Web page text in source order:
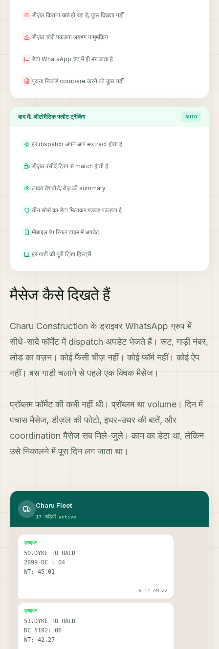
डीज़ल कितना खर्च हो रहा है, कुछ दिखता नहीं
डीज़ल चोरी पकड़ना लगभग नामुमकिन
डेटा WhatsApp चैट में ही मर जाता है
पुराना रिकॉर्ड compare करने को कुछ नहीं
बाद में: ऑटोमैटिक फ्लीट ट्रैकिंग AUTO
हर dispatch अपने आप extract होता है
डीज़ल रसीदें ट्रिप से match होती हैं
लाइव डैशबोर्ड, रोज़ की summary
तीन सोर्स का डेटा मिलाकर गड़बड़ पकड़ता है
मोबाइल ऐप रियल टाइम में अपडेट
हर गाड़ी की पूरी ट्रिप हिस्ट्री
मैसेज कैसे दिखते हैं
Charu Construction के ड्राइवर WhatsApp ग्रुप में
सीधे-सादे फॉर्मेट में dispatch अपडेट भेजते हैं। रूट, गाड़ी नंबर,
लोड का वज़न। कोई फैंसी चीज़ नहीं। कोई फॉर्म नहीं। कोई ऐप
नहीं। बस गाड़ी चलाने से पहले एक क्विक मैसेज।
प्रॉब्लम फॉर्मेट की कभी नहीं थी। प्रॉब्लम था volume। दिन में
पचास मैसेज, डीज़ल की फोटो, इधर-उधर की बातें, और
coordination मैसेज सब मिले-जुले। काम का डेटा था, लेकिन
उसे निकालने में पूरा दिन लग जाता था।
Charu Fleet
17 गाड़ियाँ active
ड्राइवर
50.DYKE TO HALD
2899 DC : 04
WT: 45.01
6:12 AM✓✓
ड्राइवर
51.DYKE TO HALD
DC 5182: 06
WT: 42.27